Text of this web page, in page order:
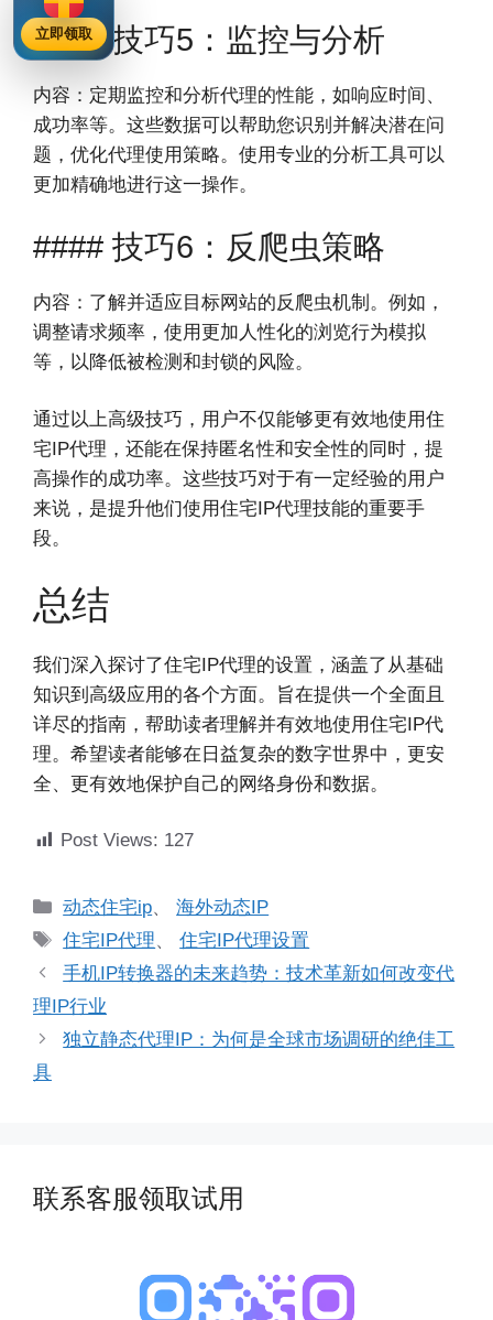
#### 技巧5：监控与分析
内容：定期监控和分析代理的性能，如响应时间、
成功率等。这些数据可以帮助您识别并解决潜在问
题，优化代理使用策略。使用专业的分析工具可以
更加精确地进行这一操作。
#### 技巧6：反爬虫策略
内容：了解并适应目标网站的反爬虫机制。例如，
调整请求频率，使用更加人性化的浏览行为模拟
等，以降低被检测和封锁的风险。
通过以上高级技巧，用户不仅能够更有效地使用住
宅IP代理，还能在保持匿名性和安全性的同时，提
高操作的成功率。这些技巧对于有一定经验的用户
来说，是提升他们使用住宅IP代理技能的重要手
段。
总结
我们深入探讨了住宅IP代理的设置，涵盖了从基础
知识到高级应用的各个方面。旨在提供一个全面且
详尽的指南，帮助读者理解并有效地使用住宅IP代
理。希望读者能够在日益复杂的数字世界中，更安
全、更有效地保护自己的网络身份和数据。
Post Views: 127
分
类
动态住宅ip、海外动态IP
标
签
住宅IP代理、住宅IP代理设置
手机IP转换器的未来趋势：技术革新如何改变代
理IP行业
独立静态代理IP：为何是全球市场调研的绝佳工
具
联系客服领取试用
立即领取